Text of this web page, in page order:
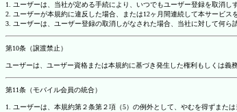
1. ユーザーは、当社が定める手続により、いつでもユーザー登録を取消し
2. ユーザーが本規約に違反した場合、または12ヶ月間連続して本サービ
3. ユーザーは、ユーザー登録の取消しがなされた場合、当社に対して何
第10条（譲渡禁止）
ユーザーは、ユーザー資格または本規約に基づき発生した権利もしくは義
第11条（モバイル会員の統合）
1. ユーザーは、本規約第２条第２項（5）の例外として、やむを得ずまた